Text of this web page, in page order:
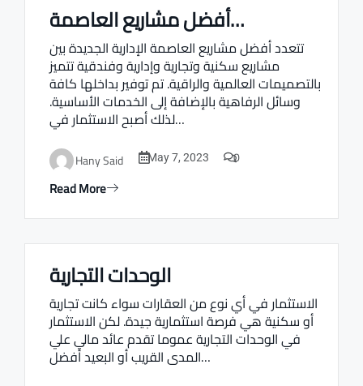
Real estate Estate ville أفضل مشاريع العاصمة…
تتعدد أفضل مشاريع العاصمة الإدارية الجديدة بين
مشاريع سكنية وتجارية وإدارية وفندقية تتميز
بالتصميمات العالمية والراقية. تم توفير بداخلها كافة
وسائل الرفاهية بالإضافة إلى الخدمات الأساسية.
لذلك أصبح الاستثمار في…
Hany Said May 7, 2023 0
Read More
Real estate Estate ville
الوحدات التجارية
الاستثمار في أي نوع من العقارات سواء كانت تجارية
أو سكنية هي فرصة استثمارية جيدة. لكن الاستثمار
في الوحدات التجارية عموما تقدم عائد مالي علي
المدى القريب أو البعيد أفضل…